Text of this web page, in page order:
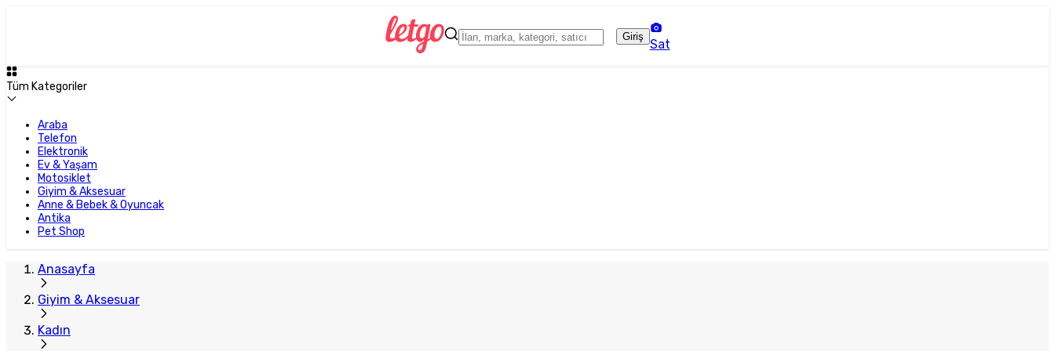
Giriş
Sat
Tüm Kategoriler
Araba
Telefon
Elektronik
Ev & Yaşam
Motosiklet
Giyim & Aksesuar
Anne & Bebek & Oyuncak
Antika
Pet Shop
Anasayfa
Giyim & Aksesuar
Kadın